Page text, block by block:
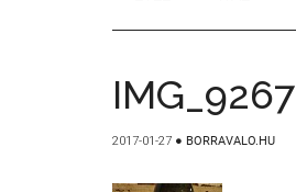
IMG_9267
2017-01-27 ● BORRAVALO.HU